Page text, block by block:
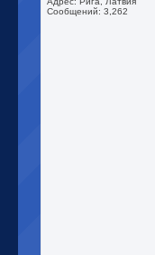
Сообщений: 3,262